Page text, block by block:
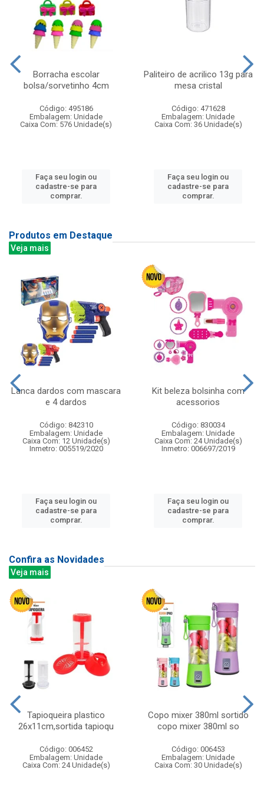
Borracha escolar
bolsa/sorvetinho 4cm
Código: 495186
Embalagem: Unidade
Caixa Com: 576 Unidade(s)
Faça seu login ou
cadastre-se para
comprar.
Paliteiro de acrilico 13g para
mesa cristal
Código: 471628
Embalagem: Unidade
Caixa Com: 36 Unidade(s)
Faça seu login ou
cadastre-se para
comprar.
Produtos em Destaque
Veja mais
Lanca dardos com mascara
e 4 dardos
Código: 842310
Embalagem: Unidade
Caixa Com: 12 Unidade(s)
Inmetro: 005519/2020
Faça seu login ou
cadastre-se para
comprar.
Kit beleza bolsinha com
acessorios
Código: 830034
Embalagem: Unidade
Caixa Com: 24 Unidade(s)
Inmetro: 006697/2019
Faça seu login ou
cadastre-se para
comprar.
Confira as Novidades
Veja mais
Tapioqueira plastico
26x11cm,sortida tapioqu
Código: 006452
Embalagem: Unidade
Caixa Com: 24 Unidade(s)
Copo mixer 380ml sortido
copo mixer 380ml so
Código: 006453
Embalagem: Unidade
Caixa Com: 30 Unidade(s)